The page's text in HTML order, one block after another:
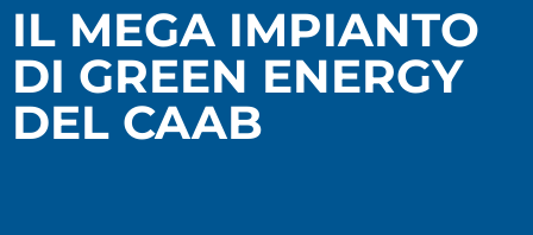
IL MEGA IMPIANTO
DI GREEN ENERGY
DEL CAAB